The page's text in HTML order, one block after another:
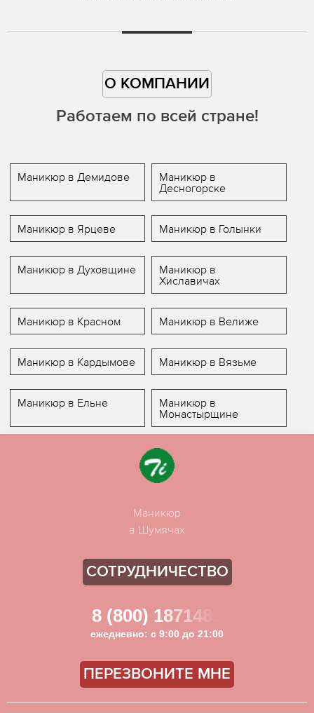
О КОМПАНИИ
Работаем по всей стране!
Маникюр в Демидове
Маникюр в
Десногорске
Маникюр в Ярцеве Маникюр в Голынки
Маникюр в Духовщине
Маникюр в
Хиславичах
Маникюр в Красном Маникюр в Велиже
Маникюр в Кардымове Маникюр в Вязьме
Маникюр в Ельне
Маникюр в
Монастырщине
Маникюр
в Шумячах
СОТРУДНИЧЕСТВО
8 (800) 1871481
ежедневно: с 9:00 до 21:00
ПЕРЕЗВОНИТЕ МНЕ